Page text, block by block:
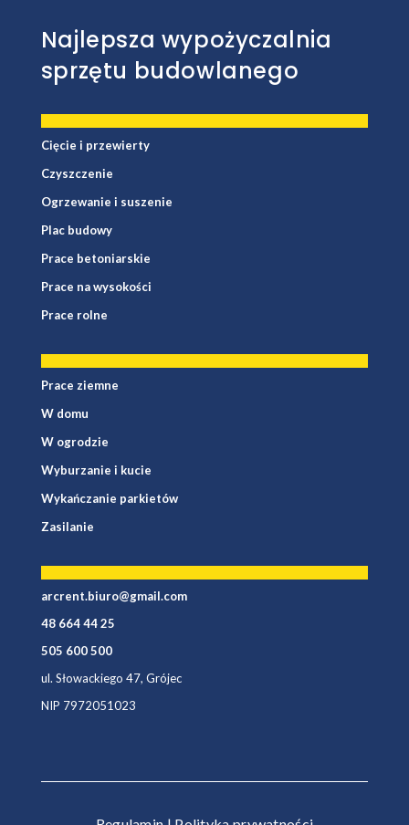
Najlepsza wypożyczalnia
sprzętu budowlanego
Cięcie i przewierty
Czyszczenie
Ogrzewanie i suszenie
Plac budowy
Prace betoniarskie
Prace na wysokości
Prace rolne
Prace ziemne
W domu
W ogrodzie
Wyburzanie i kucie
Wykańczanie parkietów
Zasilanie
arcrent.biuro@gmail.com
48 664 44 25
505 600 500
ul. Słowackiego 47, Grójec
NIP 7972051023